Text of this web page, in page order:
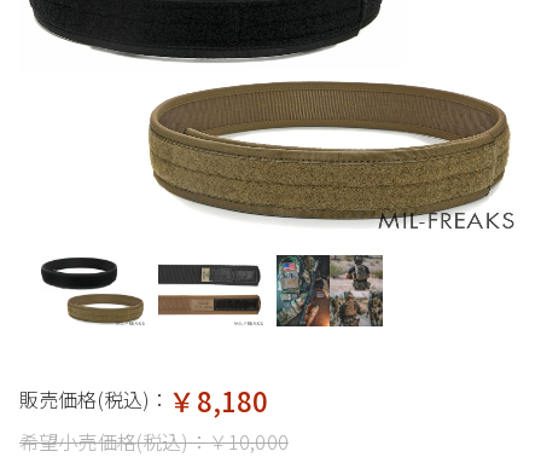
販売価格(税込)： ￥8,180
希望小売価格(税込)：￥10,000